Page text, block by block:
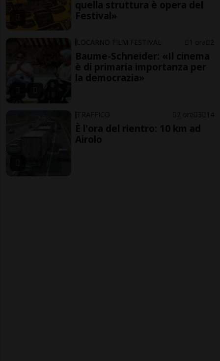
quella struttura è opera del
Festival»
LOCARNO FILM FESTIVAL 1 ora 2
Baume-Schneider: «Il cinema
è di primaria importanza per
la democrazia»
TRAFFICO 2 ore 3 14
È l'ora del rientro: 10 km ad
Airolo